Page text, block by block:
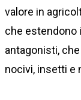
valore in
che estendono
antagonisti,
nocivi, insetti e